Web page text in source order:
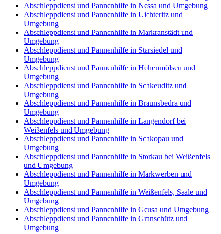
Abschleppdienst und Pannenhilfe in Nessa und Umgebung
Abschleppdienst und Pannenhilfe in Uichteritz und
Umgebung
Abschleppdienst und Pannenhilfe in Markranstädt und
Umgebung
Abschleppdienst und Pannenhilfe in Starsiedel und
Umgebung
Abschleppdienst und Pannenhilfe in Hohenmölsen und
Umgebung
Abschleppdienst und Pannenhilfe in Schkeuditz und
Umgebung
Abschleppdienst und Pannenhilfe in Braunsbedra und
Umgebung
Abschleppdienst und Pannenhilfe in Langendorf bei
Weißenfels und Umgebung
Abschleppdienst und Pannenhilfe in Schkopau und
Umgebung
Abschleppdienst und Pannenhilfe in Storkau bei Weißenfels
und Umgebung
Abschleppdienst und Pannenhilfe in Markwerben und
Umgebung
Abschleppdienst und Pannenhilfe in Weißenfels, Saale und
Umgebung
Abschleppdienst und Pannenhilfe in Geusa und Umgebung
Abschleppdienst und Pannenhilfe in Granschütz und
Umgebung